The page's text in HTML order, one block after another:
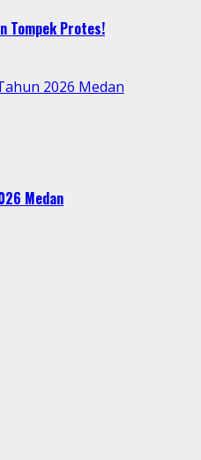
Tompek Protes!
2026 Medan
Medan